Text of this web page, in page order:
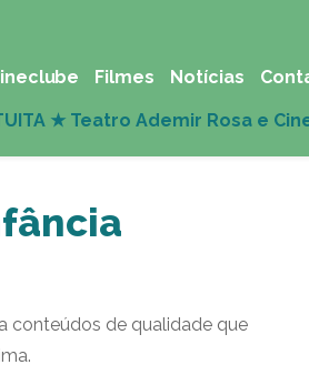
Filmes Notícias
conteúdos de qualidade que